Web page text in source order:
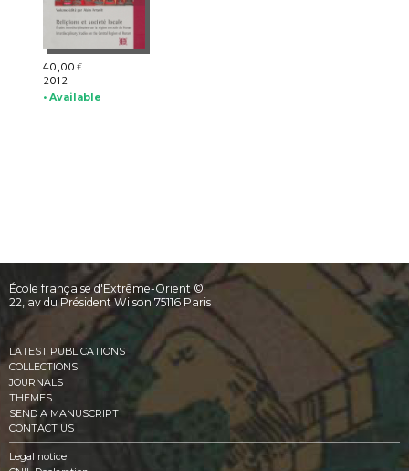
40,00 €
2012
• Available
École française d'Extrême-Orient ©
22, av du Président Wilson 75116 Paris
LATEST PUBLICATIONS
COLLECTIONS
JOURNALS
THEMES
SEND A MANUSCRIPT
CONTACT US
Legal notice